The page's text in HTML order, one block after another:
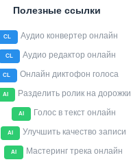
Полезные ссылки
CL Аудио конвертер онлайн
CL Аудио редактор онлайн
CL Онлайн диктофон голоса
AI Разделить ролик на дорожки
AI Голос в текст онлайн
AI Улучшить качество записи
AI Мастеринг трека онлайн